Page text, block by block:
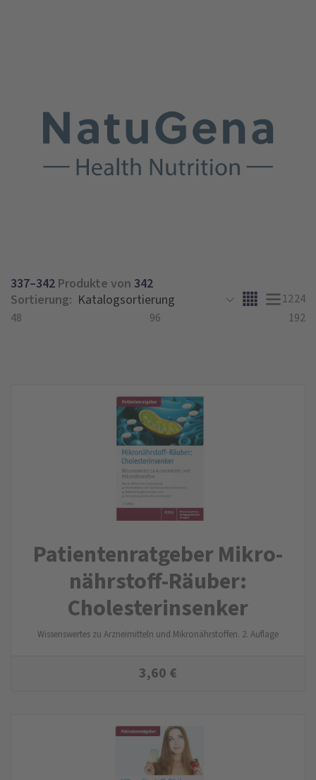
337–342 Produkte von 342
Sortierung:
1224
48
96 192
Patienten­ratgeber Mikro­
nährstoff-Räuber:
Cholesterin­senker
Wissenswertes zu Arzneimitteln und Mikronährstoffen. 2. Auflage
3,60 €